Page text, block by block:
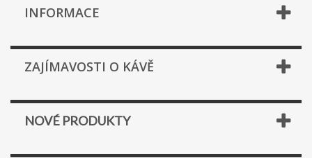
INFORMACE
ZAJÍMAVOSTI O KÁVĚ
NOVÉ PRODUKTY